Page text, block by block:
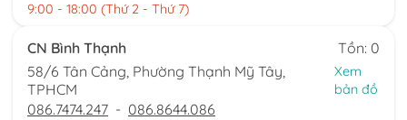
9:00 - 18:00 (Thứ 2 - Thứ 7)
CN Bình Thạnh
Tồn: 0
58/6 Tân Cảng, Phường Thạnh Mỹ Tây,
TPHCM
Xem
bản đồ
086.7474.247 - 086.8644.086